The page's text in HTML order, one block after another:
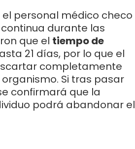
personal médico checo
durante las
que el tiempo de
21 días, por lo que el
completamente
Si tras pasar
confirmará que la
podrá abandonar el